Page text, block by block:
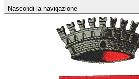
Nascondi la navigazione